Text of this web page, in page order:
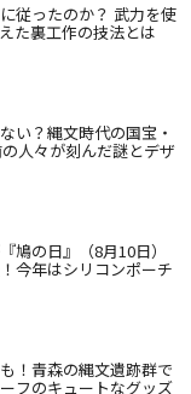
従ったのか？ 武力を使
た裏工作の技法とは
い？縄文時代の国宝・
人々が刻んだ謎とデザ
鳩の日』（8月10日）
今年はシリコンポーチ
！青森の縄文遺跡群で
フのキュートなグッズ